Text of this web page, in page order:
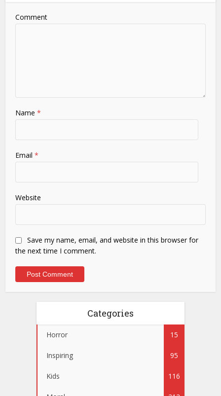
Comment
Name*
Email*
Website
Save my name, email, and website in this browser for
the next time I comment.
Categories
Horror 15
Inspiring 95
Kids 116